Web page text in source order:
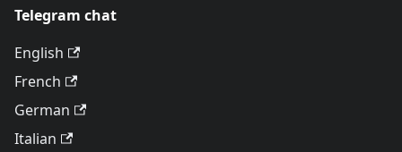
Telegram chat
English
French
German
Italian